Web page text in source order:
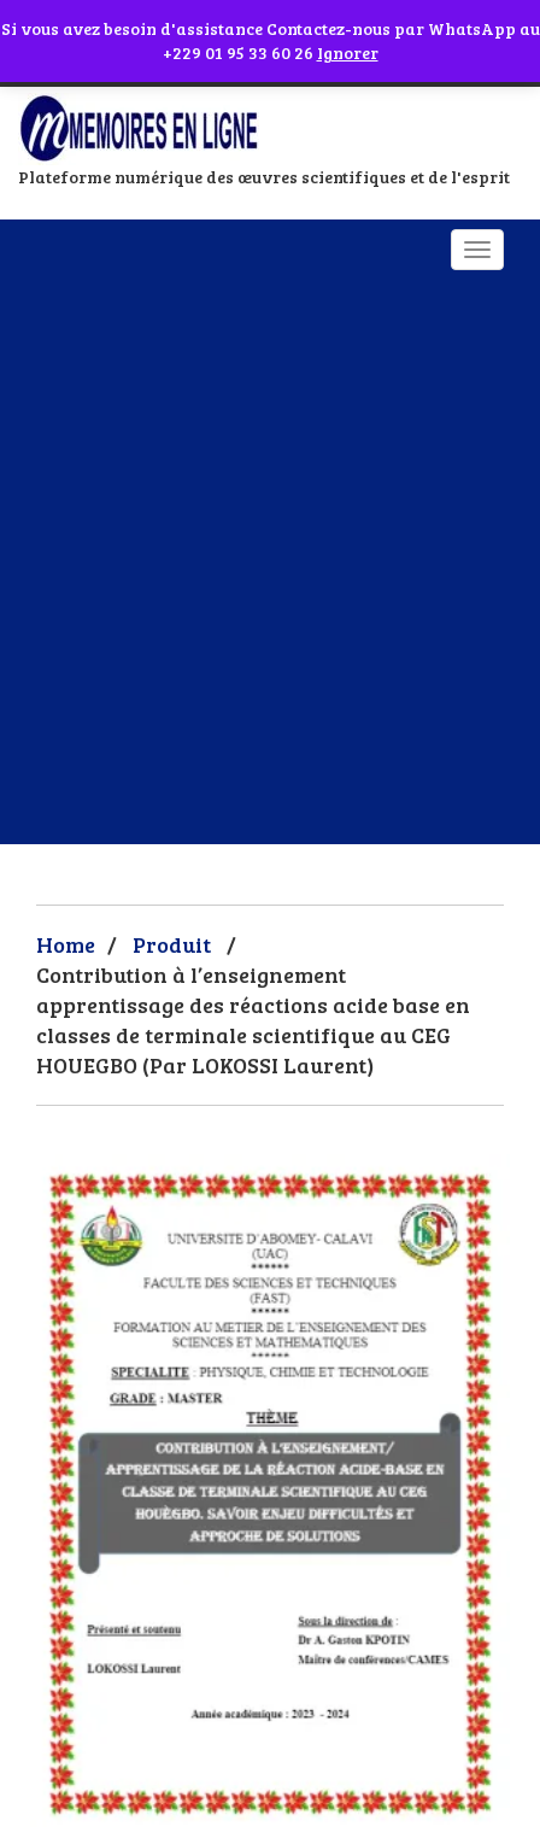
Abonnes toi à notre chaîne WhatsApp en cliquant sur l'icône en face
Plateforme numérique des œuvres scientifiques et de l'esprit
Home / Produit /
Contribution à l’enseignement
apprentissage des réactions acide base en
classes de terminale scientifique au CEG
HOUEGBO (Par LOKOSSI Laurent)
Si vous avez besoin d'assistance Contactez-nous par WhatsApp au
+229 01 95 33 60 26 Ignorer